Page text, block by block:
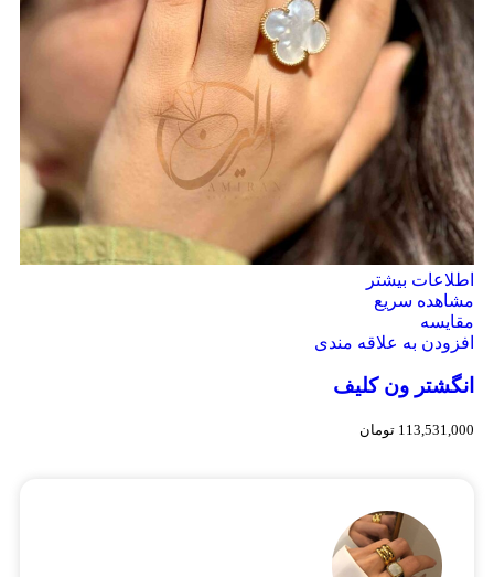
اطلاعات بیشتر
مشاهده سریع
مقایسه
افزودن به علاقه مندی
انگشتر ون کلیف
113,531,000 تومان